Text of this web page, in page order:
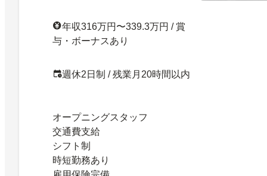
年収316万円〜339.3万円 / 賞
与・ボーナスあり
週休2日制 / 残業月20時間以内
オープニングスタッフ
交通費支給
シフト制
時短勤務あり